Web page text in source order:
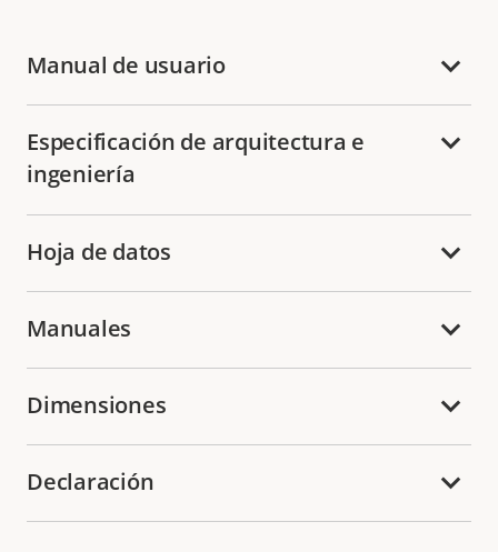
Manual de usuario
Especificación de arquitectura e
ingeniería
Hoja de datos
Manuales
Dimensiones
Declaración